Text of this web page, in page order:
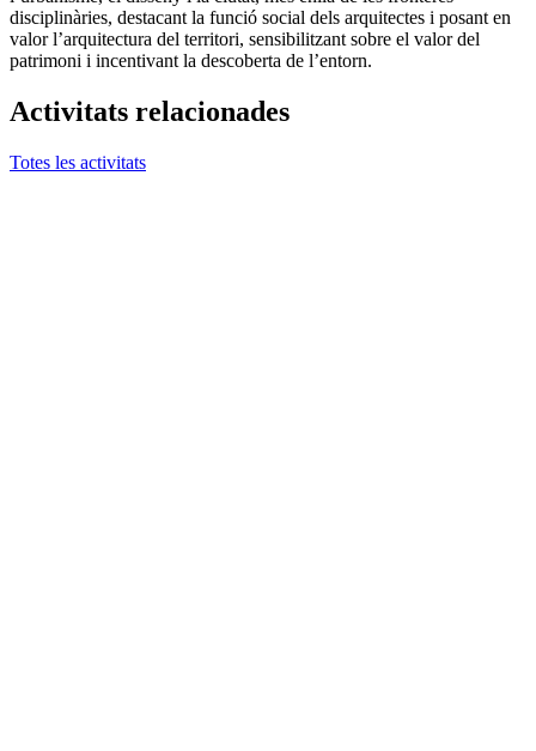
disciplinàries, destacant la funció social dels arquitectes i posant en
valor l’arquitectura del territori, sensibilitzant sobre el valor del
patrimoni i incentivant la descoberta de l’entorn.
Activitats relacionades
Totes les activitats